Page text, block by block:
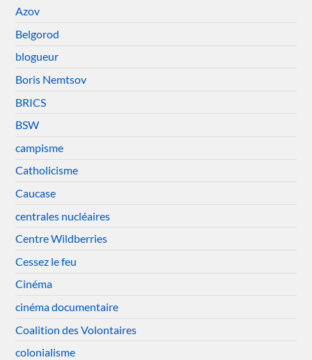
Azov
Belgorod
blogueur
Boris Nemtsov
BRICS
BSW
campisme
Catholicisme
Caucase
centrales nucléaires
Centre Wildberries
Cessez le feu
Cinéma
cinéma documentaire
Coalition des Volontaires
colonialisme